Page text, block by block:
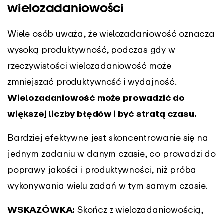
wielozadaniowości
Wiele osób uważa, że wielozadaniowość oznacza
wysoką produktywność, podczas gdy w
rzeczywistości wielozadaniowość może
zmniejszać produktywność i wydajność.
Wielozadaniowość może prowadzić do
większej liczby błędów i być stratą czasu.
Bardziej efektywne jest skoncentrowanie się na
jednym zadaniu w danym czasie, co prowadzi do
poprawy jakości i produktywności, niż próba
wykonywania wielu zadań w tym samym czasie.
WSKAZÓWKA: Skończ z wielozadaniowością,